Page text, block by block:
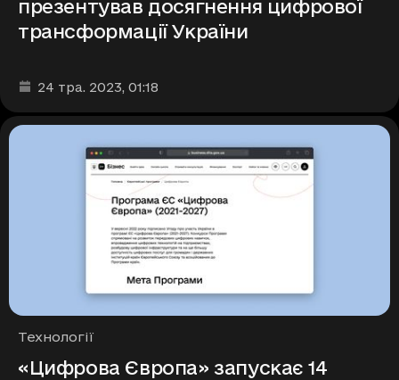
презентував досягнення цифрової
трансформації України
Дата та час публікації
24 тра. 2023, 01:18
Рубрики
Технології
«Цифрова Європа» запускає 14